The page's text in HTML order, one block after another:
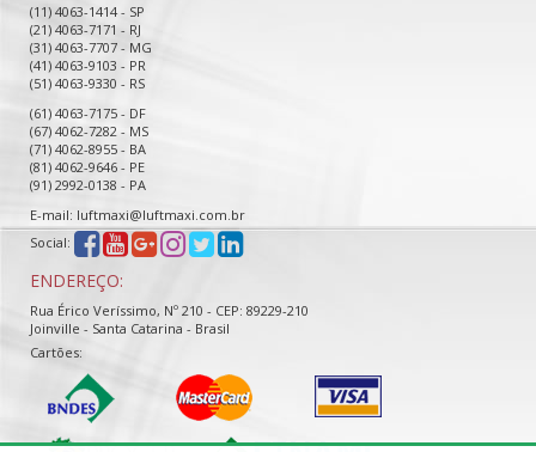
(11) 4063-1414 - SP
(21) 4063-7171 - RJ
(31) 4063-7707 - MG
(41) 4063-9103 - PR
(51) 4063-9330 - RS
(61) 4063-7175 - DF
(67) 4062-7282 - MS
(71) 4062-8955 - BA
(81) 4062-9646 - PE
(91) 2992-0138 - PA
E-mail: luftmaxi@luftmaxi.com.br
Social:
ENDEREÇO:
Rua Érico Veríssimo, Nº 210 - CEP: 89229-210
Joinville - Santa Catarina - Brasil
Cartões: